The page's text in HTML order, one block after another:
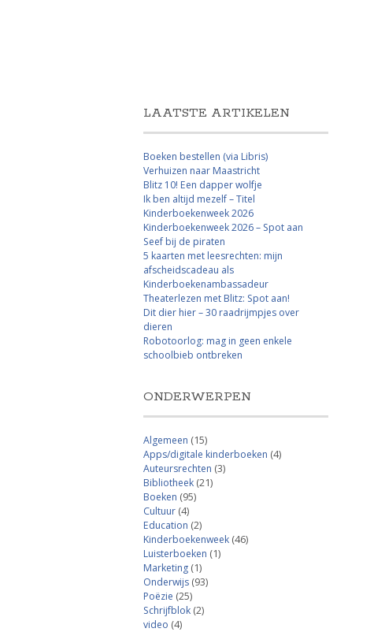
LAATSTE ARTIKELEN
Boeken bestellen (via Libris)
Verhuizen naar Maastricht
Blitz 10! Een dapper wolfje
Ik ben altijd mezelf – Titel
Kinderboekenweek 2026
Kinderboekenweek 2026 – Spot aan
Seef bij de piraten
5 kaarten met leesrechten: mijn
afscheidscadeau als
Kinderboekenambassadeur
Theaterlezen met Blitz: Spot aan!
Dit dier hier – 30 raadrijmpjes over
dieren
Robotoorlog: mag in geen enkele
schoolbieb ontbreken
ONDERWERPEN
Algemeen (15)
Apps/digitale kinderboeken (4)
Auteursrechten (3)
Bibliotheek (21)
Boeken (95)
Cultuur (4)
Education (2)
Kinderboekenweek (46)
Luisterboeken (1)
Marketing (1)
Onderwijs (93)
Poëzie (25)
Schrijfblok (2)
video (4)